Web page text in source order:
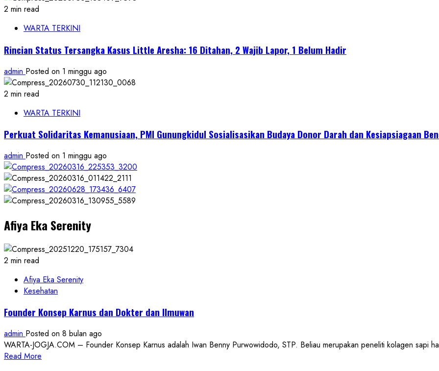
2 min read
WARTA TERKINI
Rincian Status Tersangka Kasus Little Aresha: 16 Ditahan, 2 Wajib Lapor, 1 Belum Hadir
admin Posted on 1 minggu ago
2 min read
WARTA TERKINI
Perkuat Solidaritas Kemanusiaan, PMI Gunungkidul Sosialisasikan Budaya Donor Darah dan Kesiapsiagaan
admin Posted on 1 minggu ago
Afiya Eka Serenity
2 min read
Afiya Eka Serenity
Kesehatan
Founder Konsep Karnus dan Dokter dan Ilmuwan
admin Posted on 8 bulan ago
WARTA-JOGJA.COM – Founder Konsep Karnus adalah Iwan Benny Purwowidodo, STP. Beliau merupakan peneliti kolagen sapi
Read More